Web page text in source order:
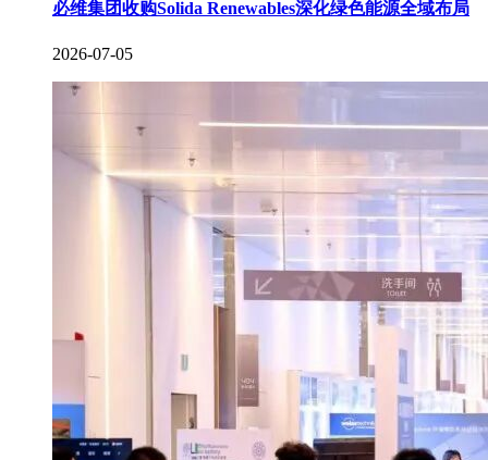
必维集团收购Solida Renewables深化绿色能源全域布局
2026-07-05